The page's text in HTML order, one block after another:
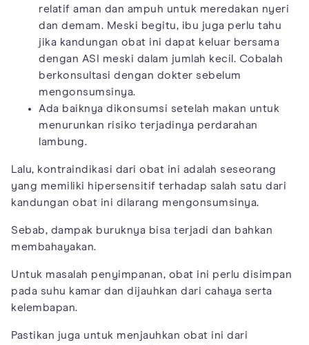
relatif aman dan ampuh untuk meredakan nyeri
dan demam. Meski begitu, ibu juga perlu tahu
jika kandungan obat ini dapat keluar bersama
dengan ASI meski dalam jumlah kecil. Cobalah
berkonsultasi dengan dokter sebelum
mengonsumsinya.
Ada baiknya dikonsumsi setelah makan untuk
menurunkan risiko terjadinya perdarahan
lambung.
Lalu, kontraindikasi dari obat ini adalah seseorang
yang memiliki hipersensitif terhadap salah satu dari
kandungan obat ini dilarang mengonsumsinya.
Sebab, dampak buruknya bisa terjadi dan bahkan
membahayakan.
Untuk masalah penyimpanan, obat ini perlu disimpan
pada suhu kamar dan dijauhkan dari cahaya serta
kelembapan.
Pastikan juga untuk menjauhkan obat ini dari